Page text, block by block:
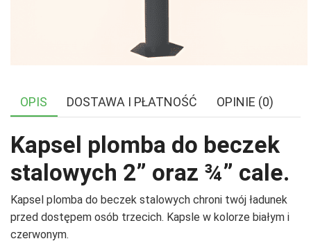
OPIS DOSTAWA I PŁATNOŚĆ OPINIE (0)
Kapsel plomba do beczek
stalowych 2” oraz ¾” cale.
Kapsel plomba do beczek stalowych chroni twój ładunek
przed dostępem osób trzecich. Kapsle w kolorze białym i
czerwonym.